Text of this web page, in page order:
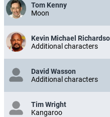
Tom Kenny
Moon
Kevin Michael
Additional characters
David Wasson
Additional characters
Tim Wright
Kangaroo